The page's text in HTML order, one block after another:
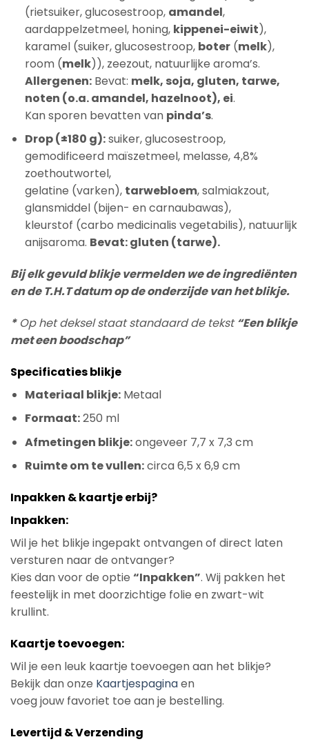
(rietsuiker, glucosestroop, amandel,
aardappelzetmeel, honing, kippenei-eiwit),
karamel (suiker, glucosestroop, boter(melk),
room (melk)), zeezout, natuurlijke aroma’s.
Allergenen:Bevat: melk, soja, gluten, tarwe,
noten (o.a. amandel, hazelnoot), ei.
Kan sporen bevatten van pinda’s.
Drop (±180 g):suiker, glucosestroop,
gemodificeerd maïszetmeel, melasse, 4,8%
zoethoutwortel,
gelatine (varken), tarwebloem, salmiakzout,
glansmiddel (bijen- en carnaubawas),
kleurstof (carbo medicinalis vegetabilis), natuurlijk
anijsaroma. Bevat: gluten (tarwe).
Bij elk gevuld blikje vermelden we de ingrediënten
en de T.H.T datum op de onderzijde van het blikje.
*Op het deksel staat standaard de tekst“Een blikje
met een boodschap”
Specificaties blikje
Materiaal blikje:Metaal
Formaat:250 ml
Afmetingen blikje:ongeveer 7,7 x 7,3 cm
Ruimte om te vullen:circa 6,5 x 6,9 cm
Inpakken & kaartje erbij?
Inpakken:
Wil je het blikje ingepakt ontvangen of direct laten
versturen naar de ontvanger?
Kies dan voor de optie “Inpakken”. Wij pakken het
feestelijk in met doorzichtige folie en zwart-wit
krullint.
Kaartje toevoegen:
Wil je een leuk kaartje toevoegen aan het blikje?
Bekijk dan onze Kaartjespaginaen
voeg jouw favoriet toe aan je bestelling.
Levertijd & Verzending